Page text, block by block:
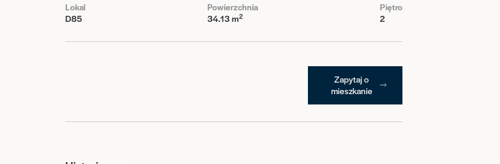
Lokal
D85
Powierzchnia
34.13 m2
Piętro
2
Zapytaj o
mieszkanie